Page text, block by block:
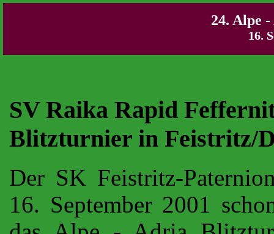
24. Alpe
16.
SV Raika Rapid
Blitzturnier in Feistritz/
Der SK Feistritz-
16. September 2001